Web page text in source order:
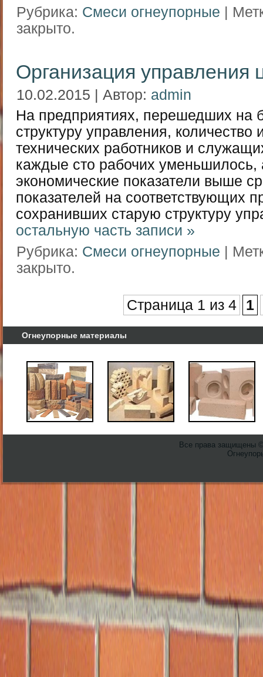
Рубрика: Смеси огнеупорные |
закрыто.
Организация управления
10.02.2015 | Автор: admin
На предприятиях, перешедших на
структуру управления, количество
технических работников и
каждые сто рабочих уменьшилось,
экономические показатели выше
показателей на соответствующих
сохранивших старую структуру
остальную часть записи »
Рубрика: Смеси огнеупорные |
закрыто.
Страница 1 из 4 1
Огнеупорные материалы
Все права защищены